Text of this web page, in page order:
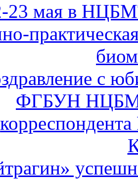
23 мая в
с
ФГБУН